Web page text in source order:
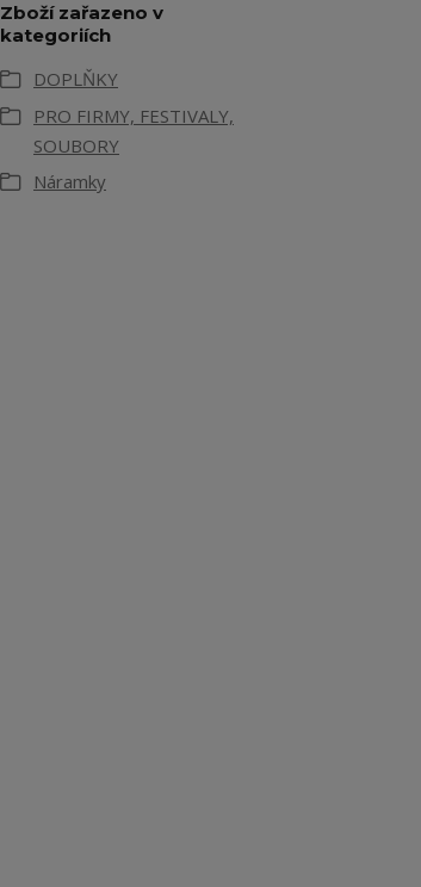
Zboží zařazeno v
kategoriích
DOPLŇKY
PRO FIRMY, FESTIVALY,
SOUBORY
Náramky